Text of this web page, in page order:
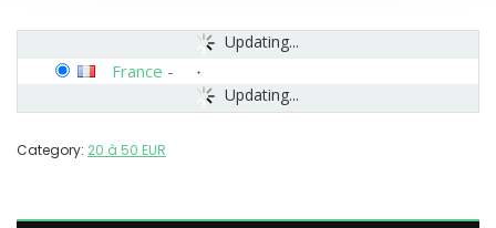
Updating...
Updating...
France -
Category: 20 à 50 EUR